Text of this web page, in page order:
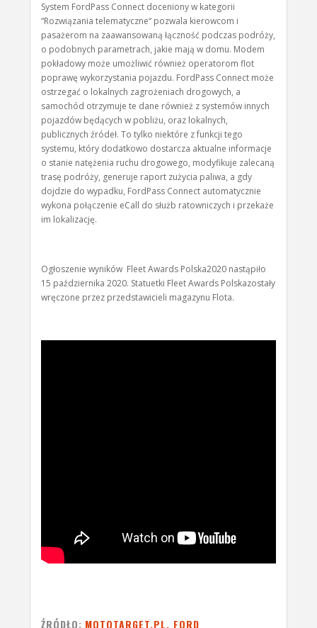
System FordPass Connect doceniony w kategorii
“Rozwiązania telematyczne“ pozwala kierowcom i
pasażerom na zaawansowaną łączność podczas podróży,
o podobnych parametrach, jakie mają w domu. Modem
pokładowy może umożliwić również operatorom flot
poprawę wykorzystania pojazdu. FordPass Connect może
ostrzegać o lokalnych zagrożeniach drogowych, a
samochód otrzymuje te dane również z systemów innych
pojazdów będących w pobliżu, oraz lokalnych,
publicznych źródeł. To tylko niektóre z funkcji tego
systemu, który dodatkowo dostarcza aktualne informacje
o stanie natężenia ruchu drogowego, modyfikuje zalecaną
trasę podróży, generuje raport zużycia paliwa, a gdy
dojdzie do wypadku, FordPass Connect automatycznie
wykona połączenie eCall do służb ratowniczych i przekaże
im lokalizację.
Ogłoszenie wyników Fleet Awards Polska2020 nastąpiło
15 października 2020. Statuetki Fleet Awards Polskazostały
wręczone przez przedstawicieli magazynu Flota.
ŹRÓDŁO: MOTOTARGET.PL, FORD